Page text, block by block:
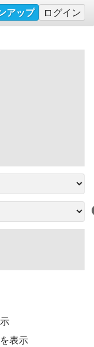
アップ ログイン
表示